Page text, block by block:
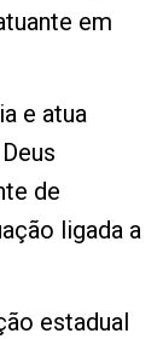
em
e atua
de
ligada a
estadual